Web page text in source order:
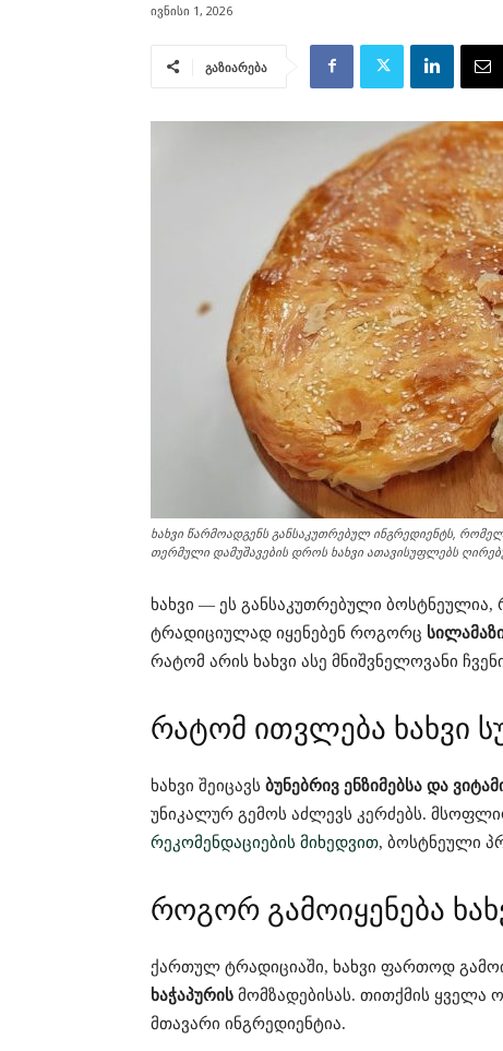
ივნისი 1, 2026
გაზიარება
ხახვი წარმოადგენს განსაკუთრებულ ინგრედიენტს,
თერმული დამუშავების დროს ხახვი ათავისუფლებს
ხახვი — ეს განსაკუთრებული
ტრადიციულად იყენებენ როგორც
რატომ არის ხახვი ასე მნიშვნელოვანი
რატომ ითვლება ხახვი
ხახვი შეიცავს ბუნებრივ ენზიმებსა და
უნიკალურ გემოს აძლევს კერძებს.
რეკომენდაციების მიხედვით, ბოსტნეული
როგორ გამოიყენება
ქართულ ტრადიციაში, ხახვი ფართოდ
ხაჭაპურის მომზადებისას. თითქმის ყველა
მთავარი ინგრედიენტია.